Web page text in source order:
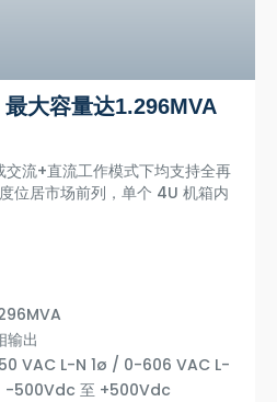
大容量达1.296MVA
流+直流工作模式下均支持全再
位居市场前列，单个 4U 机箱内
输出
VAC L-N 1ø / 0-606 VAC L-
-500Vdc 至 +500Vdc